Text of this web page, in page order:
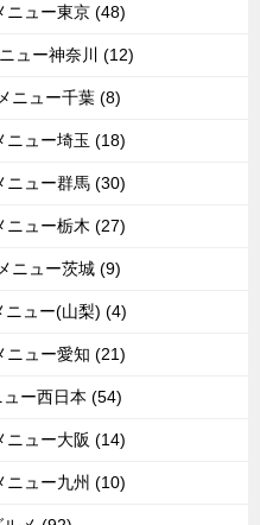
ニュー東京 (48)
ュー神奈川 (12)
ニュー千葉 (8)
ニュー埼玉 (18)
ニュー群馬 (30)
ニュー栃木 (27)
ニュー茨城 (9)
ニュー(山梨) (4)
ニュー愛知 (21)
ー西日本 (54)
ニュー大阪 (14)
ニュー九州 (10)